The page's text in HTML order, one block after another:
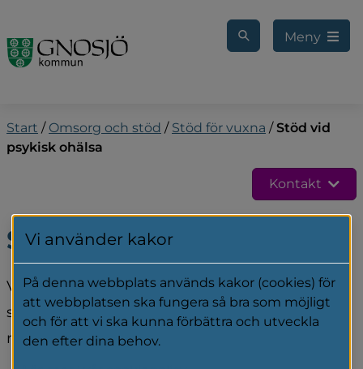
Meny
Start / Omsorg och stöd / Stöd för vuxna / Stöd vid
psykisk ohälsa
Kontakt
Stöd vid psykisk ohälsa
Vid psykisk ohälsa kan du få stöd i form av
sysselsättning, boendestöd eller social
rehabilitering.
Vi använder kakor
På denna webbplats används kakor (cookies) för
att webbplatsen ska fungera så bra som möjligt
och för att vi ska kunna förbättra och utveckla
den efter dina behov.